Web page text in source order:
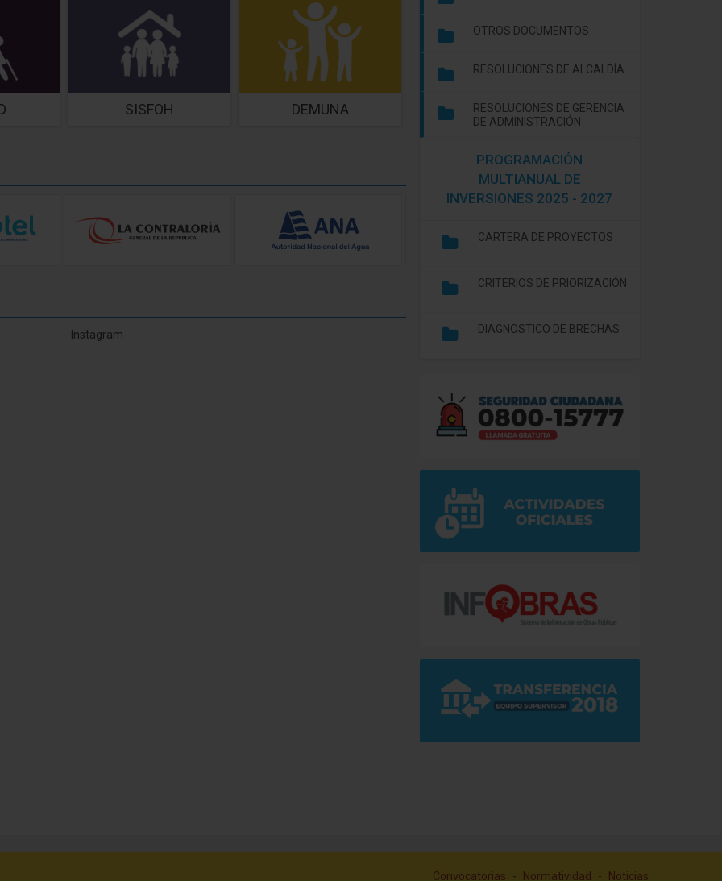
SISFOH DEMUNA VASO DE LECHE
EDUCACIÓN,
Instagram
OTROS DOCUMENTOS
RESOLUCIONES DE ALCALDÍA
RESOLUCIONES DE GERENCIA
DE ADMINISTRACIÓN
PROGRAMACIÓN
MULTIANUAL DE
INVERSIONES 2025 - 2027
CARTERA DE PROYECTOS
CRITERIOS DE PRIORIZACIÓN
DIAGNOSTICO DE BRECHAS
Convocatorias - Normatividad - Noticias